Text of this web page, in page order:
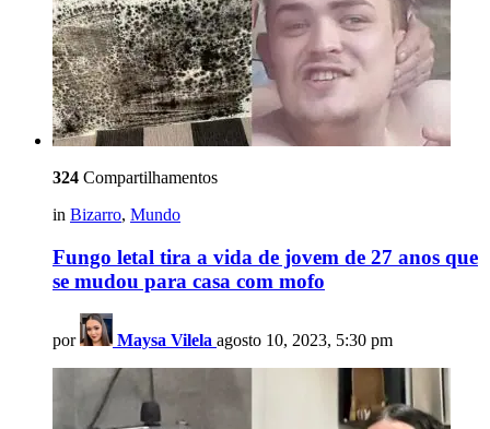
324 Compartilhamentos
in Bizarro, Mundo
Fungo letal tira a vida de jovem de 27 anos que
se mudou para casa com mofo
por Maysa Vilela agosto 10, 2023, 5:30 pm